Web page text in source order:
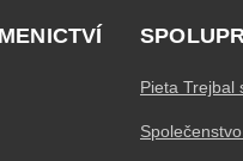
Pieta Trejbal